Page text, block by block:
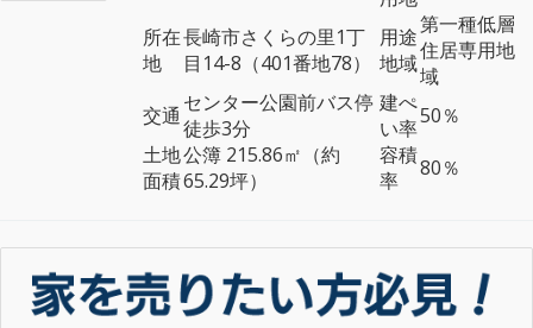
所在
地
長崎市さくらの里1丁
目14-8（401番地78）
用途
地域
第一種低層
住居専用地
域
交通 センター公園前バス停
徒歩3分
建ぺ
い率50％
土地
面積
公簿 215.86㎡（約
65.29坪）
容積
率
80％